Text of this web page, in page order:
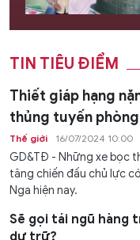
TIN TIÊU ĐIỂM
Thiết giáp hạng
thủng tuyến
Thế giới 16/07/2024 10:00
GD&TĐ - Những xe bọc
tăng chiến đấu chủ lực
Nga hiện nay.
Sẽ gọi tái ngũ hàng
dự trữ?